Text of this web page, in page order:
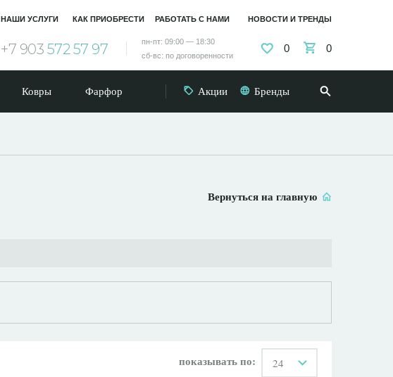
+7 903 572 57 97
пн-пт: 09:00 — 18:30
сб-вс: по договоренности
НАШИ УСЛУГИ КАК ПРИОБРЕСТИ РАБОТАТЬ С НАМИ НОВОСТИ И ТРЕНДЫ
0 0
Ковры Фарфор Акции Бренды
Вернуться на главную
показывать по: 24